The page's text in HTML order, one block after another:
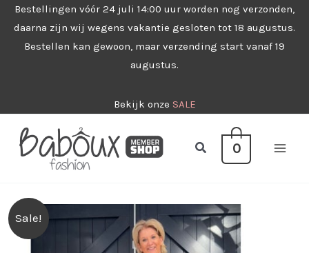
naar
Bestellingen vóór 24 juli 14:00 uur worden nog verzonden,
daarna zijn wij wegens vakantie gesloten tot 18 augustus.
Bestellen kan gewoon, maar verzending start vanaf 19
augustus.
Bekijk onze SALE
Zoeken0
Sale!